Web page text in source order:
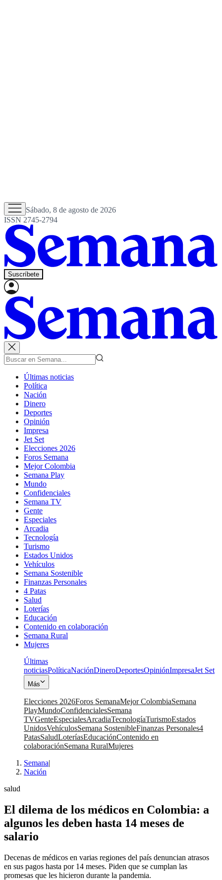
Sábado, 8 de agosto de 2026
ISSN 2745-2794
Suscríbete
Últimas noticias
Política
Nación
Dinero
Deportes
Opinión
Impresa
Jet Set
Elecciones 2026
Foros Semana
Mejor Colombia
Semana Play
Mundo
Confidenciales
Semana TV
Gente
Especiales
Arcadia
Tecnología
Turismo
Estados Unidos
Vehículos
Semana Sostenible
Finanzas Personales
4 Patas
Salud
Loterías
Educación
Contenido en colaboración
Semana Rural
Mujeres
Últimas
noticiasPolíticaNaciónDineroDeportesOpiniónImpresaJet Set
Más
Elecciones 2026Foros SemanaMejor ColombiaSemana
PlayMundoConfidencialesSemana
TVGenteEspecialesArcadiaTecnologíaTurismoEstados
UnidosVehículosSemana SostenibleFinanzas Personales4
PatasSaludLoteríasEducaciónContenido en
colaboraciónSemana RuralMujeres
Semana|
Nación
salud
El dilema de los médicos en Colombia: a
algunos les deben hasta 14 meses de
salario
Decenas de médicos en varias regiones del país denuncian atrasos
en sus pagos hasta por 14 meses. Piden que se cumplan las
promesas que les hicieron durante la pandemia.